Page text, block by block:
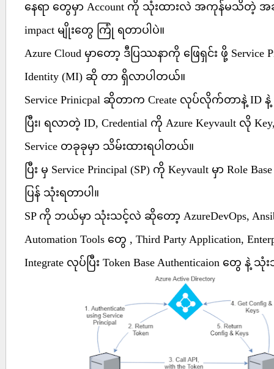
နေရာ တွေမှာ Account ကို သုံးထားလဲ အကုန်မသိတဲ့ အခါ
impact မျိုးတွေ ကြုံ ရတာပါပဲ။
Azure Cloud မှာတော့ ဒီပြဿနာကို ဖြေရှင်း ဖို့ Service
Identity (MI) ဆို တာ ရှိလာပါတယ်။
Service Prinicpal ဆိုတာက Create လုပ်လိုက်တာနဲ့ ID
ပြီး၊ ရလာတဲ့ ID, Credential ကို Azure Keyvault လို Key,
Service တခုခုမှာ သိမ်းထားရပါတယ်။
ပြီး မှ Service Principal (SP) ကို Keyvault မှာ Role Base
ပြန် သုံးရတာပါ။
SP ကို ဘယ်မှာ သုံးသင့်လဲ ဆိုတော့ AzureDevOps,
Automation Tools တွေ , Third Party Application,
Integrate လုပ်ပြီး Token Base Authenticaion တွေ နဲ့